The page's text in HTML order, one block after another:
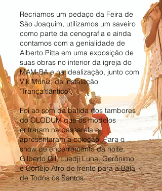
Recriamos um pedaço da Feira de
São Joaquim, utilizamos um saveiro
como parte da cenografia e ainda
contamos com a genialidade de
Alberto Pitta em uma exposição de
suas obras no interior da igreja do
MAM-BA e na idealização, junto com
Vik Muniz, da instalação
"Trança’tlântico".
Foi ao som da batida dos tambores
do OLODUM que os modelos
entraram na passarela e
apresentaram a coleção. Para o
show de encerramento da noite,
Gilberto Gil, Luedji Luna, Gerônimo
e Cortejo Afro de frente para a Baía
de Todos os Santos.